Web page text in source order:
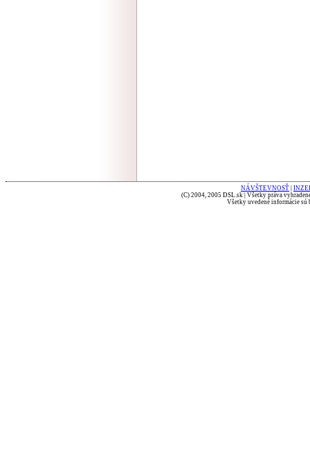
NÁVŠTEVNOSŤ
(C) 2004, 2005 DSL.sk | Všetky práva
Všetky uvedené informácie sú